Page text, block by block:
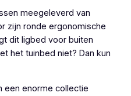
meegeleverd van
zijn ronde ergonomische
dit ligbed voor buiten
het tuinbed niet? Dan kun
een enorme collectie